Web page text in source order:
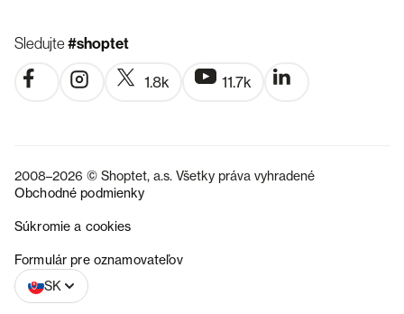
Sledujte#shoptet
1.8k 11.7k
2008–2026 © Shoptet, a.s. Všetky práva vyhradené
Obchodné podmienky
Súkromie a cookies
Formulár pre oznamovateľov
SK